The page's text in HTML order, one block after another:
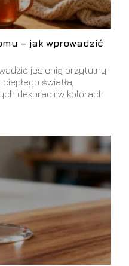
– jak wprowadzić
jesienią przytulny
światła,
dekoracji w kolorach